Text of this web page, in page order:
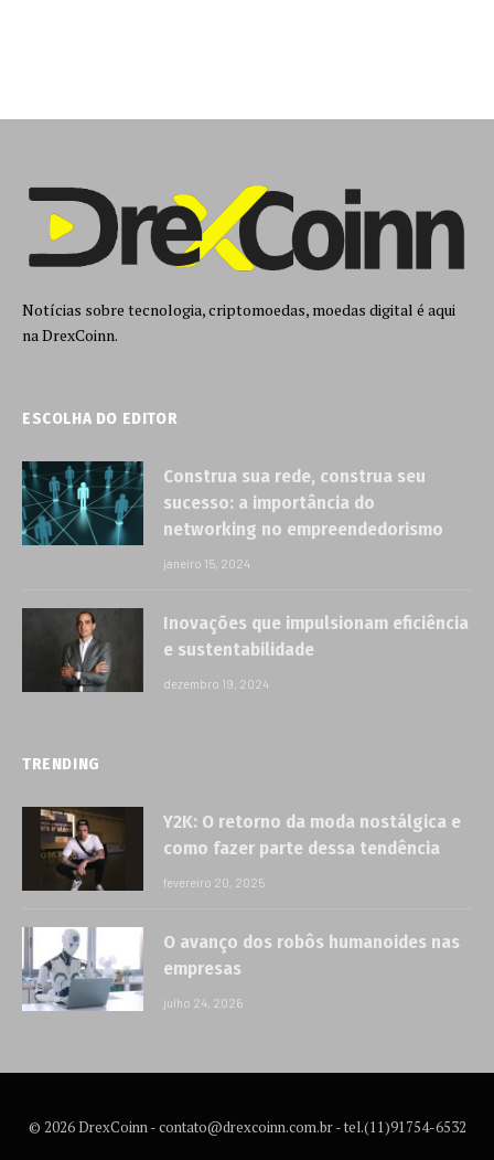
Notícias sobre tecnologia, criptomoedas, moedas digital é aqui
na DrexCoinn.
ESCOLHA DO EDITOR
Construa sua rede, construa seu
sucesso: a importância do
networking no empreendedorismo
janeiro 15, 2024
Inovações que impulsionam eficiência
e sustentabilidade
dezembro 19, 2024
TRENDING
Y2K: O retorno da moda nostálgica e
como fazer parte dessa tendência
fevereiro 20, 2025
O avanço dos robôs humanoides nas
empresas
julho 24, 2026
© 2026 DrexCoinn -contato@drexcoinn.com.br- tel.(11)91754-6532